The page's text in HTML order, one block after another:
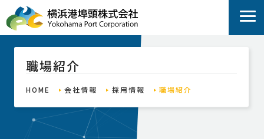
職場紹介
HOME 会社情報 採用情報 職場紹介